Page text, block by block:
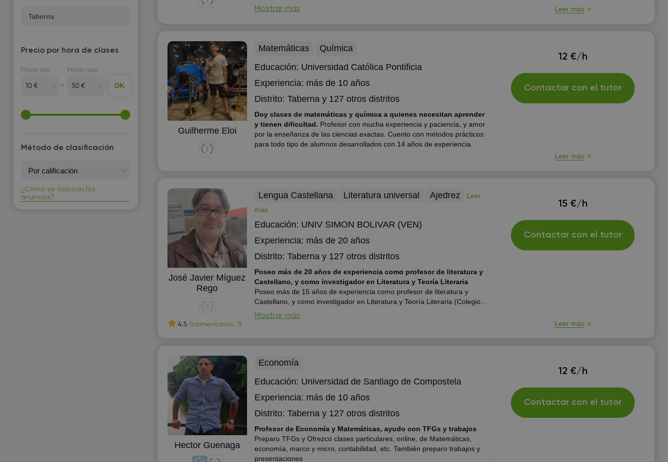
en el mundo de la docencia. He estudiado la carrera de Historia del Arte
porque he querido fusionar mis dos pasiones (el arte y la enseñanza); por
Mostrar más Leer más
Guilherme Eloi
Matemáticas
Química
Educación: Universidad Católica Pontificia
Experiencia: más de 10 años
Distrito: Tabernay 127 otros distritos
Doy clases de matemáticas y química a quienes necesitan aprender
y tienen dificultad. Profesor con mucha experiencia y paciencia, y amor
por la enseñanza de las ciencias exactas. Cuento con métodos prácticos
para todo tipo de alumnos desarrollados con 14 años de experiencia.
12 €/h
Contactar con el tutor
Leer más
José Javier Míguez
Rego
4.5 (comentarios: 1)
Lengua Castellana Literatura universal Ajedrez
Leer
más
Educación: UNIV SIMON BOLIVAR (VEN)
Experiencia: más de 20 años
Distrito: Tabernay 127 otros distritos
Poseo más de 20 años de experiencia como profesor de literatura y
Castellano, y como investigador en Literatura y Teoría Literaria
Poseo más de 15 años de experiencia como profesor de literatura y
Castellano, y como investigador en Literatura y Teoría Literaria (Colegios,
EOI´s, Universidades y demás instituciones educativas). Tengo
experiencia de más de 10 años en la selección, formación, dirección y
Mostrar más
15 €/h
Contactar con el tutor
Leer más
Hector Guenaga
Economía
Educación: Universidad de Santiago de Compostela
Experiencia: más de 10 años
Distrito: Tabernay 127 otros distritos
Profesor de Economía y Matemáticas, ayudo con TFGs y trabajos
Preparo TFGs y Ofrezco clases particulares, online, de Matemáticas,
economía, marco y micro, contabilidad, etc. También preparo trabajos y
presentaciones
12 €/h
Contactar con el tutor
F
Francés
Taberna
Precio por hora de clases
Precio min Precio max
OK
Método de clasificación
¿Cómo se colocan los
anuncios?